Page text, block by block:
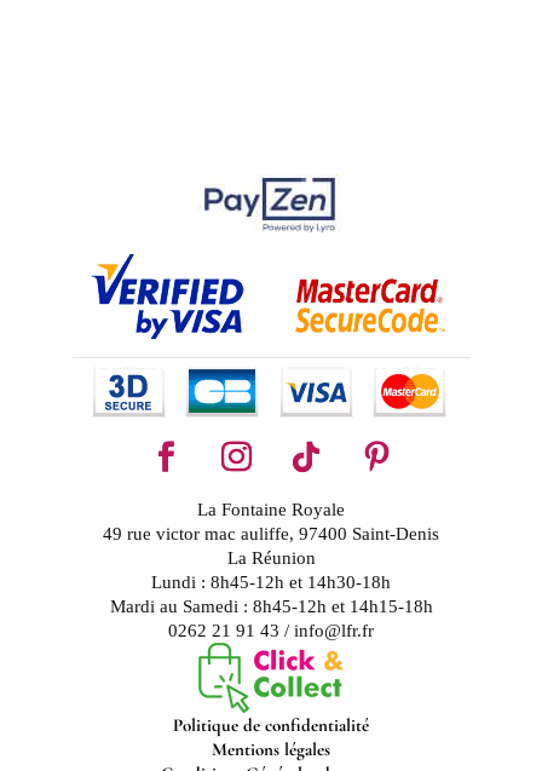
La Fontaine Royale
49 rue victor mac auliffe, 97400 Saint-Denis
La Réunion
Lundi : 8h45-12h et 14h30-18h
Mardi au Samedi : 8h45-12h et 14h15-18h
0262 21 91 43 / info@lfr.fr
Politique de confidentialité
Mentions légales